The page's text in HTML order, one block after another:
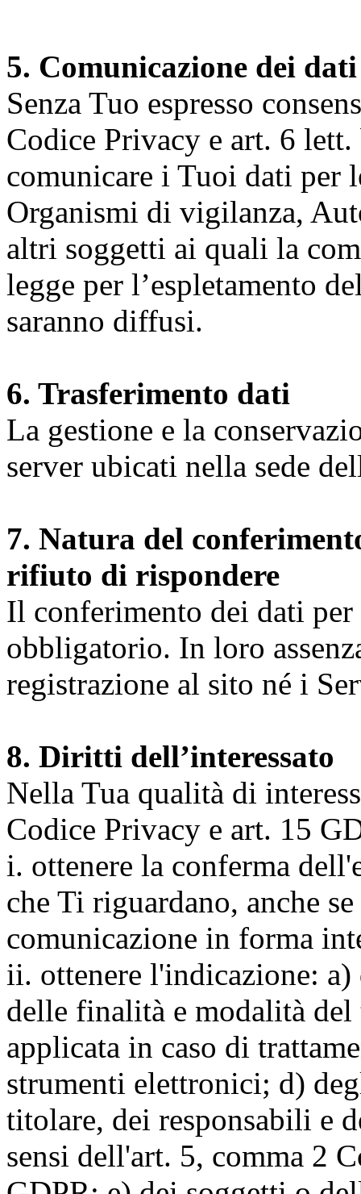
5. Comunicazione dei dati
Senza Tuo espresso
Codice Privacy e art. 6
comunicare i Tuoi dati per
Organismi di vigilanza,
altri soggetti ai quali la
legge per l’espletamento
saranno diffusi.
6. Trasferimento dati
La gestione e la
server ubicati nella sede
7. Natura del
rifiuto di rispondere
Il conferimento dei dati
obbligatorio. In loro
registrazione al sito né i
8. Diritti dell’interessato
Nella Tua qualità di
Codice Privacy e art. 15
i. ottenere la conferma
che Ti riguardano, anche
comunicazione in forma
ii. ottenere l'indicazione:
delle finalità e modalità
applicata in caso di
strumenti elettronici; d)
titolare, dei responsabili e
sensi dell'art. 5, comma 2